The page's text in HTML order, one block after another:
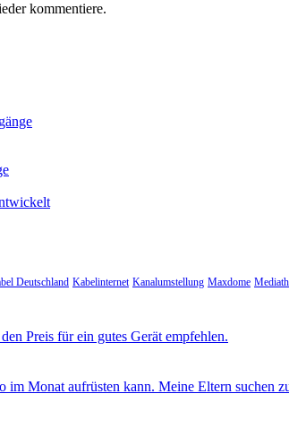
kommentiere.
Deutschland Kabelinternet Kanalumstellung Maxdome
Preis für ein gutes Gerät empfehlen.
Monat aufrüsten kann. Meine Eltern suchen